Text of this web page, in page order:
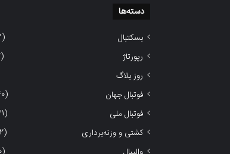
دسته‌ها
بسکتبال
(27)
رپورتاژ
(22)
روز بلاگ
فوتبال جهان
(240)
فوتبال ملی
(231)
کشتی و وزنه‌برداری
(142)